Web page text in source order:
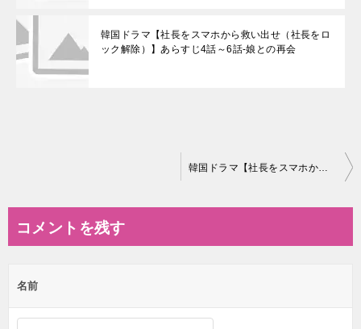
韓国ドラマ【社長をスマホから救い出せ（社長をロ
ック解除）】あらすじ4話～6話-娘との再会
ビ
ー
シ
コメントを残す
名前